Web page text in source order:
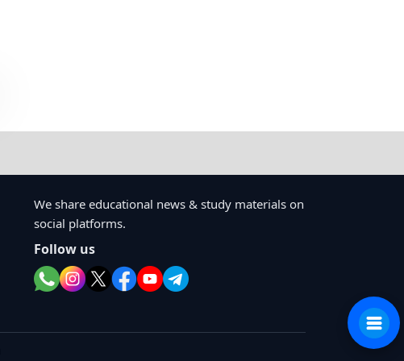
We share educational news & study materials on
social platforms.
Follow us